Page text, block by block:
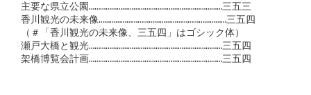
主要な県立公園………………………………………………………………三五三
香川観光の未来像……………………………………………………………三五四
（＃「香川観光の未来像、三五四」はゴシック体）
瀬戸大橋と観光………………………………………………………………三五四
架橋博覧会計画………………………………………………………………三五四